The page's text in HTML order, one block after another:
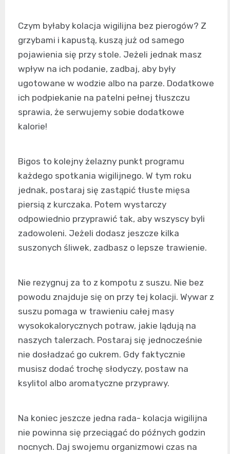
Czym byłaby kolacja wigilijna bez pierogów? Z
grzybami i kapustą, kuszą już od samego
pojawienia się przy stole. Jeżeli jednak masz
wpływ na ich podanie, zadbaj, aby były
ugotowane w wodzie albo na parze. Dodatkowe
ich podpiekanie na patelni pełnej tłuszczu
sprawia, że serwujemy sobie dodatkowe
kalorie!
Bigos to kolejny żelazny punkt programu
każdego spotkania wigilijnego. W tym roku
jednak, postaraj się zastąpić tłuste mięsa
piersią z kurczaka. Potem wystarczy
odpowiednio przyprawić tak, aby wszyscy byli
zadowoleni. Jeżeli dodasz jeszcze kilka
suszonych śliwek, zadbasz o lepsze trawienie.
Nie rezygnuj za to z kompotu z suszu. Nie bez
powodu znajduje się on przy tej kolacji. Wywar z
suszu pomaga w trawieniu całej masy
wysokokalorycznych potraw, jakie lądują na
naszych talerzach. Postaraj się jednocześnie
nie dosładzać go cukrem. Gdy faktycznie
musisz dodać trochę słodyczy, postaw na
ksylitol albo aromatyczne przyprawy.
Na koniec jeszcze jedna rada- kolacja wigilijna
nie powinna się przeciągać do późnych godzin
nocnych. Daj swojemu organizmowi czas na